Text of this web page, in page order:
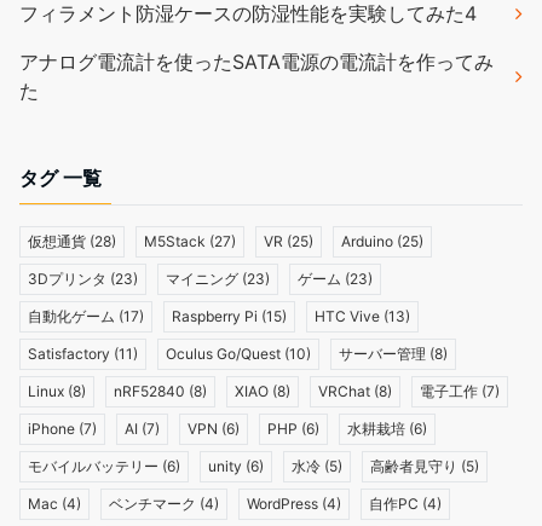
フィラメント防湿ケースの防湿性能を実験してみた4
アナログ電流計を使ったSATA電源の電流計を作ってみ
た
タグ 一覧
仮想通貨 (28) M5Stack (27) VR (25) Arduino (25)
3Dプリンタ (23) マイニング (23) ゲーム (23)
自動化ゲーム (17) Raspberry Pi (15) HTC Vive (13)
Satisfactory (11) Oculus Go/Quest (10) サーバー管理 (8)
Linux (8) nRF52840 (8) XIAO (8) VRChat (8) 電子工作 (7)
iPhone (7) AI (7) VPN (6) PHP (6) 水耕栽培 (6)
モバイルバッテリー (6) unity (6) 水冷 (5) 高齢者見守り (5)
Mac (4) ベンチマーク (4) WordPress (4) 自作PC (4)